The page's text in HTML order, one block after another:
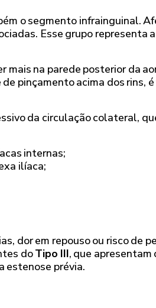
o segmento infrainguinal.
Esse grupo representa
na parede posterior da
pinçamento acima dos
da circulação colateral,
internas;
ilíaca;
dor em repouso ou risco de
doTipo III, que
estenose prévia.